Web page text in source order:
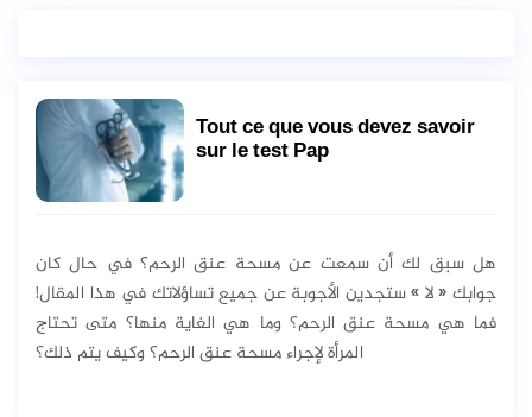
Tout ce que vous devez savoir
sur le test Pap
هل سبق لك أن سمعت عن مسحة عنق الرحم؟ في حال كان
جوابك « لا » ستجدين الأجوبة عن جميع تساؤلاتك في هذا المقال!
فما هي مسحة عنق الرحم؟ وما هي الغاية منها؟ متى تحتاج